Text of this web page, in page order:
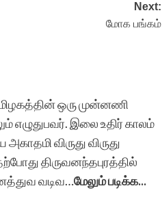
Next:
மோக பங்கம்
ஒரு முன்னணி
எழுதுபவர். இலை உதிர் காலம்
விருது விருது
திருவனந்தபுரத்தில்
வடிவ…மேலும் படிக்க...